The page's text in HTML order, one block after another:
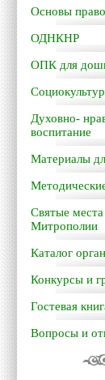
Основы
ОДНКНР
ОПК для
Духовно-
воспитание
Материалы
Святые
Митрополии
Каталог
Конкурсы и
Гостевая
Вопросы и